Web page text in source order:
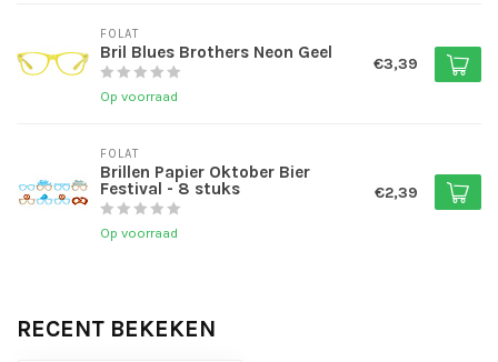
FOLAT
Bril Blues Brothers Neon Geel
Op voorraad
€3,39
FOLAT
Brillen Papier Oktober Bier
Festival - 8 stuks
Op voorraad
€2,39
RECENT BEKEKEN